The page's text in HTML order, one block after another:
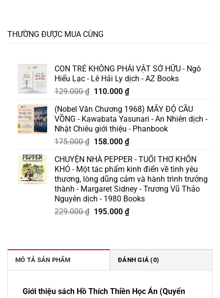
THƯỜNG ĐƯỢC MUA CÙNG
CON TRẺ KHÔNG PHẢI VẬT SỞ HỮU - Ngô
Hiểu Lạc - Lê Hải Ly dịch - AZ Books
129.000₫ Giá
là:
129.000 ₫.
110.000 ₫Giá
tại
là:
110.000 ₫.
(Nobel Văn Chương 1968) MẤY ĐỘ CẦU
VỒNG - Kawabata Yasunari - An Nhiên dịch -
Nhật Chiêu giới thiệu - Phanbook
175.000₫ Giá
là:
175.000 ₫.
158.000 ₫Giá
tại
là:
158.000 ₫.
CHUYỆN NHÀ PEPPER - TUỔI THƠ KHỐN
KHÓ - Một tác phẩm kinh điển về tình yêu
thương, lòng dũng cảm và hành trình trưởng
thành - Margaret Sidney - Trương Vũ Thảo
Nguyên dịch - 1980 Books
229.000₫ Giá
195.000 ₫Giá
195.000 ₫.
MÔ TẢ SẢN PHẨM ĐÁNH GIÁ (0)
Giới thiệu sách Hồ Thích Thiền Học Án (Quyển